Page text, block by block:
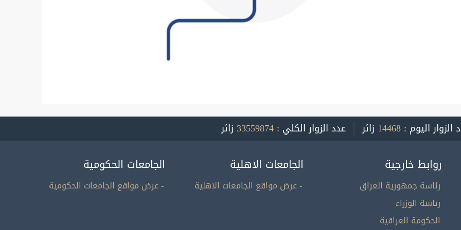
الزوار اليوم : 14468 زائر عدد الزوار الكلي : 33559874 زائر
روابط خارجية
رئاسة جمهورية العراق
رئاسة الوزراء
الحكومة العراقية
الجامعات الاهلية
- عرض مواقع الجامعات الاهلية
الجامعات الحكومية
- عرض مواقع الجامعات الحكومية